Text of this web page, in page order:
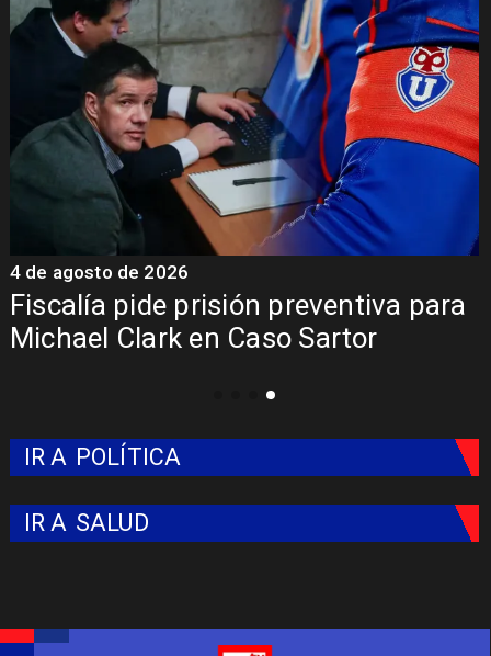
Fiscalía pide prisión preventiva para
Michael Clark en Caso Sartor
4 de agosto de 2026
IR A POLÍTICA
IR A SALUD